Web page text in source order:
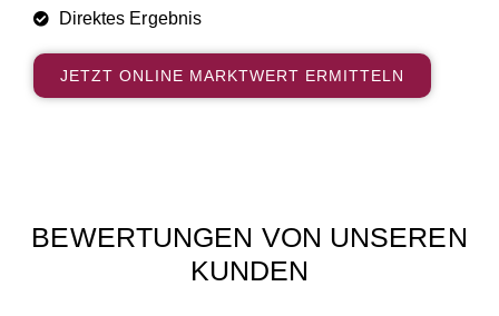
Direktes Ergebnis
JETZT ONLINE MARKTWERT ERMITTELN
BEWERTUNGEN VON UNSEREN
KUNDEN​